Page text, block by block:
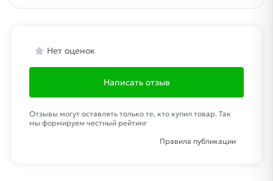
Нет оценок
Написать отзыв
Отзывы могут оставлять только те, кто купил товар. Так
мы формируем честный рейтинг
Правила публикации